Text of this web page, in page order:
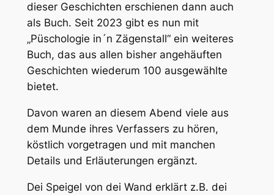
dieser Geschichten erschienen dann auch
als Buch. Seit 2023 gibt es nun mit
„Püschologie in´n Zägenstall“ ein weiteres
Buch, das aus allen bisher angehäuften
Geschichten wiederum 100 ausgewählte
bietet.
Davon waren an diesem Abend viele aus
dem Munde ihres Verfassers zu hören,
köstlich vorgetragen und mit manchen
Details und Erläuterungen ergänzt.
Dei Speigel von dei Wand erklärt z.B. dei